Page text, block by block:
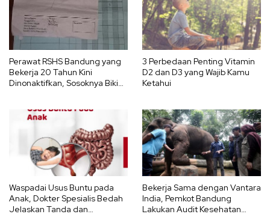
Perawat RSHS Bandung yang
Bekerja 20 Tahun Kini
Dinonaktifkan, Sosoknya Bikin
3 Perbedaan Penting Vitamin
D2 dan D3 yang Wajib Kamu
Ketahui
Waspadai Usus Buntu pada
Anak, Dokter Spesialis Bedah
Jelaskan Tanda dan
Bekerja Sama dengan Vantara
India, Pemkot Bandung
Lakukan Audit Kesehatan